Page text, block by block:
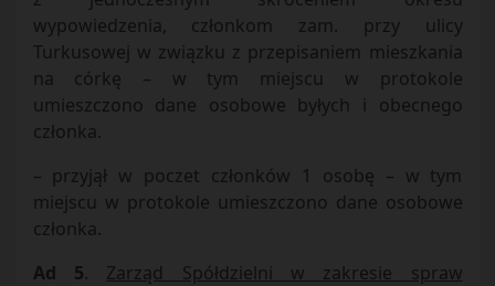
wypowiedzenia, członkom zam. przy ulicy
Turkusowej w związku z przepisaniem mieszkania
na córkę – w tym miejscu w protokole
umieszczono dane osobowe byłych i obecnego
członka.
– przyjął w poczet członków 1 osobę – w tym
miejscu w protokole umieszczono dane osobowe
członka.
Ad 5. Zarząd Spółdzielni w zakresie spraw